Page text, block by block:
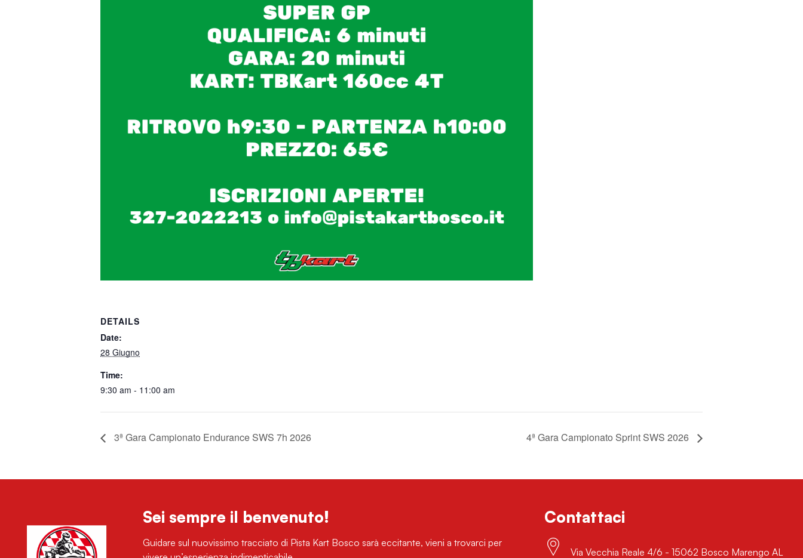
DETAILS
Date:
28 Giugno
Time:
9:30 am - 11:00 am
3ª Gara Campionato Endurance SWS 7h 2026 4ª Gara Campionato Sprint SWS 2026
Sei sempre il benvenuto!
Guidare sul nuovissimo tracciato di Pista Kart Bosco sarà eccitante, vieni a trovarci per
Contattaci
Via Vecchia Reale 4/6 - 15062 Bosco Marengo AL